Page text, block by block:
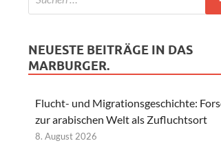
NEUESTE BEITRÄGE IN DAS
MARBURGER.
Flucht- und Migrationsgeschichte:
zur arabischen Welt als Zufluchtsort
8. August 2026